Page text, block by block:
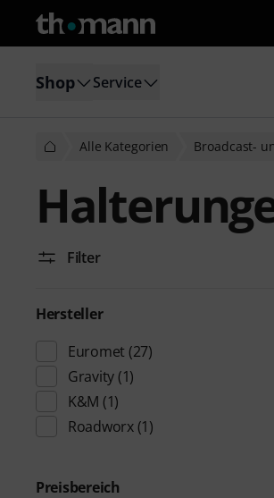
Shop Service
Alle Kategorien Broadcast-
Filter
Hersteller
Euromet (27)
Gravity (1)
K&M (1)
Roadworx(1)
Preisbereich